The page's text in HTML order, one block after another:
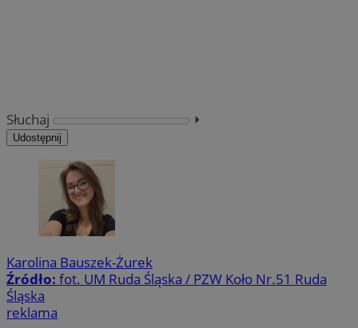
Słuchaj ⏵︎
Udostępnij
Karolina Bauszek-Żurek
Źródło: fot. UM Ruda Śląska / PZW Koło Nr.51 Ruda
Śląska
reklama